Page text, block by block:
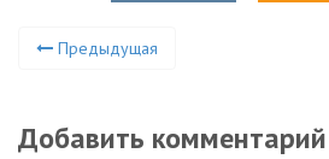
Предыдущая
Добавить комментарий